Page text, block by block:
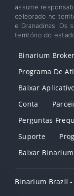
assume
celebrado no
e Granadinas. Os
território do
Binarium Broker
Programa De
Baixar
Conta
Perguntas
Suporte
Baixar Binarium
Binarium Brazil